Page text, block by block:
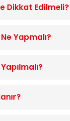
Dikkat Edilmeli?
Yapmalı?